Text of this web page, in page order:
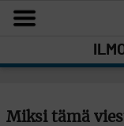
Miksi tämä